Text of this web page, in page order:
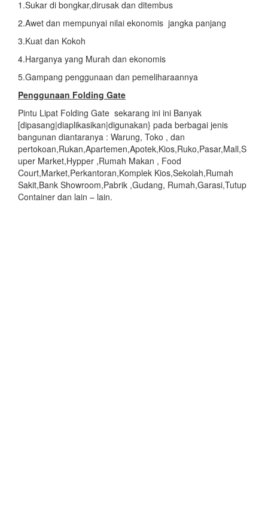
1.Sukar di bongkar,dirusak dan ditembus
2.Awet dan mempunyai nilai ekonomis jangka panjang
3.Kuat dan Kokoh
4.Harganya yang Murah dan ekonomis
5.Gampang penggunaan dan pemeliharaannya
Penggunaan Folding Gate
Pintu Lipat Folding Gate sekarang ini ini Banyak
[dipasang|diaplikasikan|digunakan} pada berbagai jenis
bangunan diantaranya : Warung, Toko , dan
pertokoan,Rukan,Apartemen,Apotek,Kios,Ruko,Pasar,Mall,S
uper Market,Hypper ,Rumah Makan , Food
Court,Market,Perkantoran,Komplek Kios,Sekolah,Rumah
Sakit,Bank Showroom,Pabrik ,Gudang, Rumah,Garasi,Tutup
Container dan lain – lain.